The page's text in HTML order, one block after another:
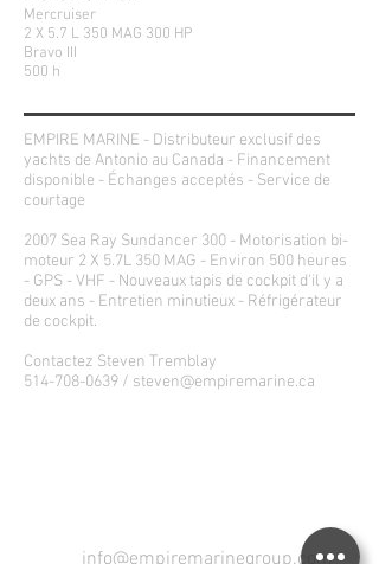
Mercruiser
2 X 5.7 L 350 MAG 300 HP
Bravo III
500 h
EMPIRE MARINE - Distributeur exclusif des
yachts de Antonio au Canada - Financement
disponible - Échanges acceptés - Service de
courtage
2007 Sea Ray Sundancer 300 - Motorisation bi-
moteur 2 X 5.7L 350 MAG - Environ 500 heures
- GPS - VHF - Nouveaux tapis de cockpit d'il y a
deux ans - Entretien minutieux - Réfrigérateur
de cockpit.
Contactez Steven Tremblay
514-708-0639 / steven@empiremarine.ca
info@empiremarinegroup.com